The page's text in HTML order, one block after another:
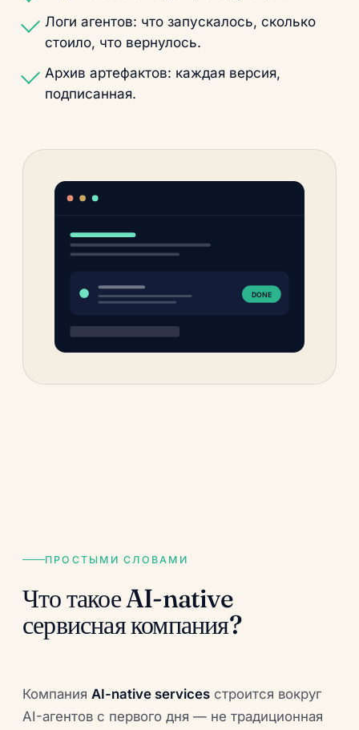
Логи агентов: что запускалось, сколько
стоило, что вернулось.
Архив артефактов: каждая версия,
подписанная.
DONE
ПРОСТЫМИ СЛОВАМИ
Что такое AI-native
сервисная компания?
Компания AI-native services строится вокруг
AI-агентов с первого дня — не традиционная